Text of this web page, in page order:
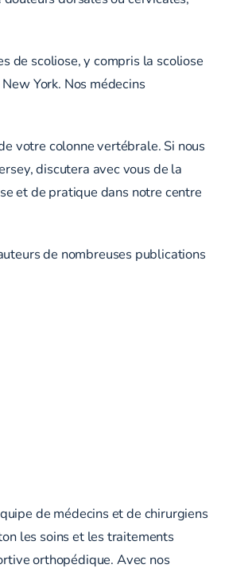
de scoliose, y compris la scoliose
York. Nos médecins
votre colonne vertébrale. Si nous
discutera avec vous de la
et de pratique dans notre centre
de nombreuses publications
de médecins et de chirurgiens
les soins et les traitements
orthopédique. Avec nos